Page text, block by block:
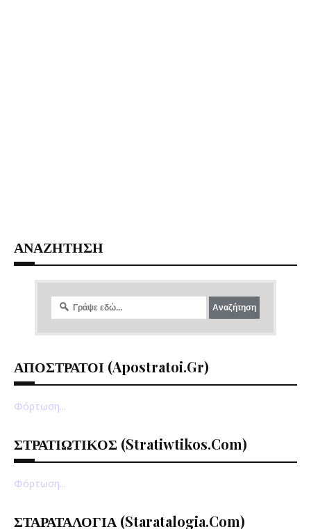
ΑΝΑΖΗΤΗΣΗ
ΑΠΟΣΤΡΑΤΟΙ (apostratoi.gr)
Φόρτωση...
ΣΤΡΑΤΙΩΤΙΚΟΣ (stratiwtikos.com)
Φόρτωση...
ΣΤΑΡΑΤΑΛΟΓΙΑ (staratalogia.com)